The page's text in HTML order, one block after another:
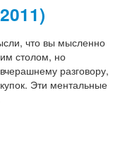
что вы мысленно
столом, но
разговору,
Эти ментальные